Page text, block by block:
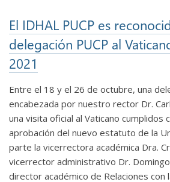
El IDHAL PUCP es
delegación PUCP al
2021
Entre el 18 y el 26 de octubre, una
encabezada por nuestro rector Dr.
una visita oficial al Vaticano cumplidos
aprobación del nuevo estatuto de la
parte la vicerrectora académica Dra.
vicerrector administrativo Dr.
director académico de Relaciones con